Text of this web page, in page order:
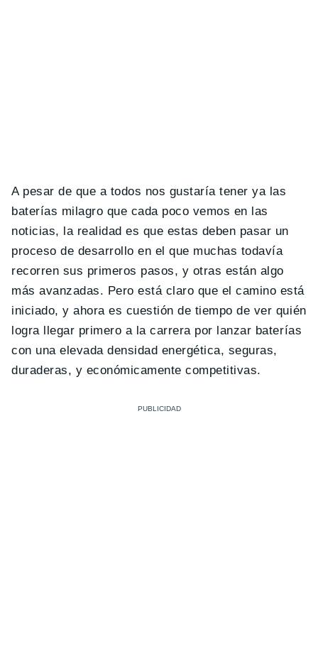
A pesar de que a todos nos gustaría tener ya las
baterías milagro que cada poco vemos en las
noticias, la realidad es que estas deben pasar un
proceso de desarrollo en el que muchas todavía
recorren sus primeros pasos, y otras están algo
más avanzadas. Pero está claro que el camino está
iniciado, y ahora es cuestión de tiempo de ver quién
logra llegar primero a la carrera por lanzar baterías
con una elevada densidad energética, seguras,
duraderas, y económicamente competitivas.